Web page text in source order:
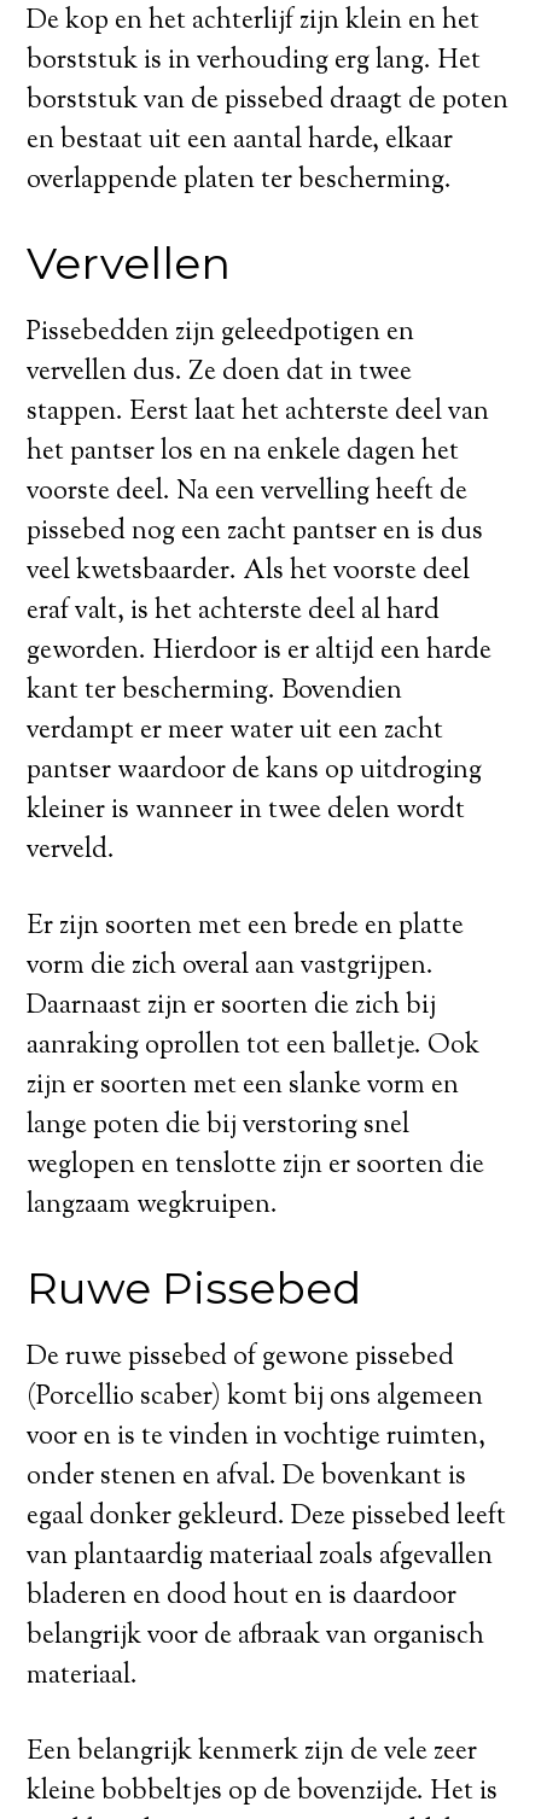
De kop en het achterlijf zijn klein en het
borststuk is in verhouding erg lang. Het
borststuk van de pissebed draagt de poten
en bestaat uit een aantal harde, elkaar
overlappende platen ter bescherming.
Vervellen
Pissebedden zijn geleedpotigen en
vervellen dus. Ze doen dat in twee
stappen. Eerst laat het achterste deel van
het pantser los en na enkele dagen het
voorste deel. Na een vervelling heeft de
pissebed nog een zacht pantser en is dus
veel kwetsbaarder. Als het voorste deel
eraf valt, is het achterste deel al hard
geworden. Hierdoor is er altijd een harde
kant ter bescherming. Bovendien
verdampt er meer water uit een zacht
pantser waardoor de kans op uitdroging
kleiner is wanneer in twee delen wordt
verveld.
Er zijn soorten met een brede en platte
vorm die zich overal aan vastgrijpen.
Daarnaast zijn er soorten die zich bij
aanraking oprollen tot een balletje. Ook
zijn er soorten met een slanke vorm en
lange poten die bij verstoring snel
weglopen en tenslotte zijn er soorten die
langzaam wegkruipen.
Ruwe Pissebed
De ruwe pissebed of gewone pissebed
(Porcellio scaber) komt bij ons algemeen
voor en is te vinden in vochtige ruimten,
onder stenen en afval. De bovenkant is
egaal donker gekleurd. Deze pissebed leeft
van plantaardig materiaal zoals afgevallen
bladeren en dood hout en is daardoor
belangrijk voor de afbraak van organisch
materiaal.
Een belangrijk kenmerk zijn de vele zeer
kleine bobbeltjes op de bovenzijde. Het is